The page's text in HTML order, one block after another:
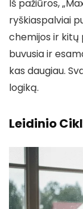
Iš pažiūros,
ryškiaspalviai
chemijos ir kitų
buvusia ir
kas daugiau.
logiką.
Leidinio